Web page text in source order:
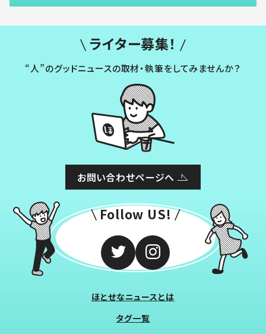
ライター募集！
“人”のグッドニュースの取材・執筆をしてみませんか？
お問い合わせページへ
Follow US!
ほとせなニュースとは
タグ一覧